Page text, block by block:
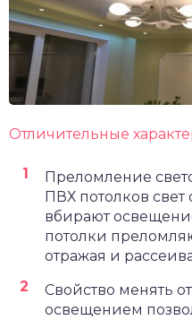
Отличительные
Преломление
ПВХ потолков свет
вбирают
потолки
отражая и
Свойство менять
освещением